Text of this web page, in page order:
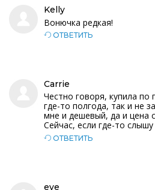
Kelly
Вонючка редкая!
ОТВЕТИТЬ
Carrie
Честно говоря, купила по
где-то полгода, так и не
мне и дешевый, да и цена
Сейчас, если где-то
ОТВЕТИТЬ
eve